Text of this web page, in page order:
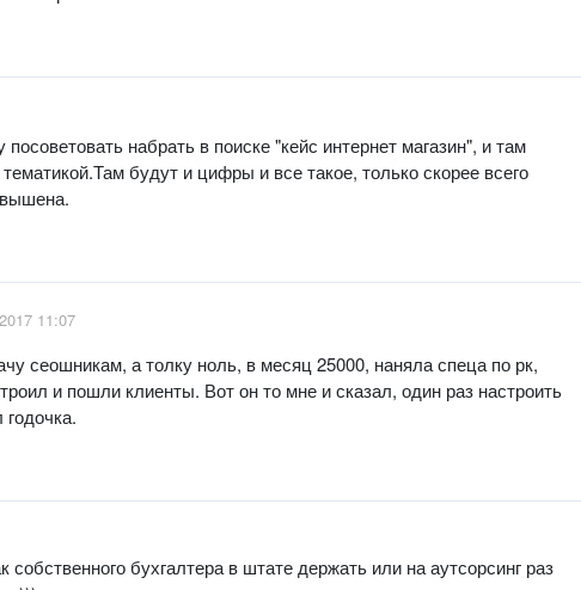
набрать в поиске "кейс интернет магазин", и там
будут и цифры и все такое, только скорее всего
11:07
сеошникам, а толку ноль, в месяц 25000, наняла спеца по рк,
и пошли клиенты. Вот он то мне и сказал, один раз настроить
бухгалтера в штате держать или на аутсорсинг раз